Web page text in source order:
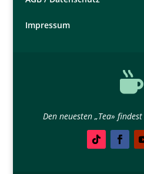
Impressum

Den neuesten „Tea»